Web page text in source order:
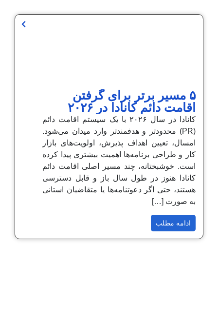
۵ مسیر برتر برای گرفتن
اقامت دائم کانادا در ۲۰۲۶
کانادا در سال ۲۰۲۶ با یک سیستم اقامت دائم
(PR) محدودتر و هدفمندتر وارد میدان می‌شود.
امسال، تعیین اهداف پذیرش، اولویت‌های بازار
کار و طراحی برنامه‌ها اهمیت بیشتری پیدا کرده
است. خوشبختانه، چند مسیر اصلی اقامت دائم
کانادا هنوز در طول سال باز و قابل دسترسی
هستند، حتی اگر دعوتنامه‌ها یا متقاضیان استانی
به صورت […]
ادامه مطلب